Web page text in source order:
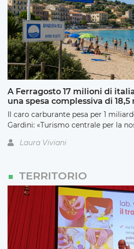
A Ferragosto 17 milioni di
una spesa complessiva di
Il caro carburante pesa per 1
Gardini: «Turismo centrale per la
Laura Viviani
TERRITORIO